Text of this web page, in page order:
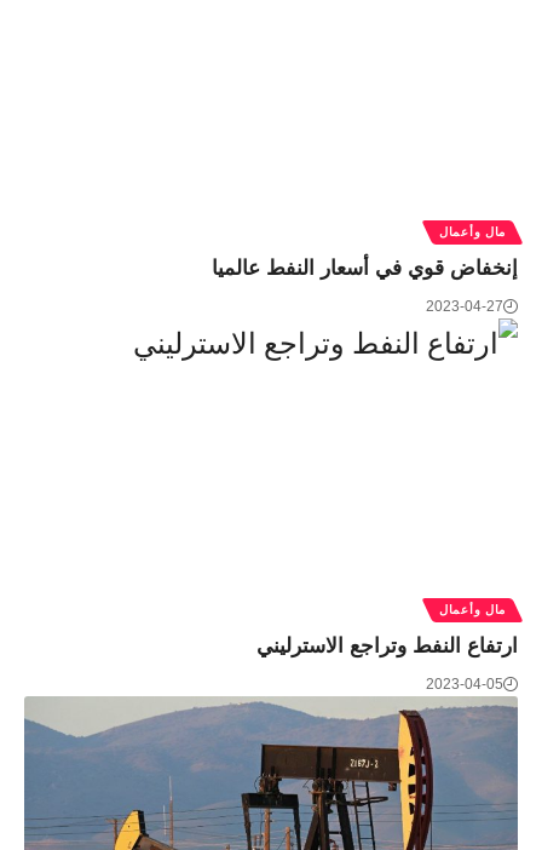
مال وأعمال
إنخفاض قوي في أسعار النفط عالميا
2023-04-27
مال وأعمال
ارتفاع النفط وتراجع الاسترليني
2023-04-05